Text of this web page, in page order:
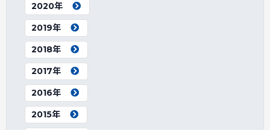
2020年
2019年
2018年
2017年
2016年
2015年